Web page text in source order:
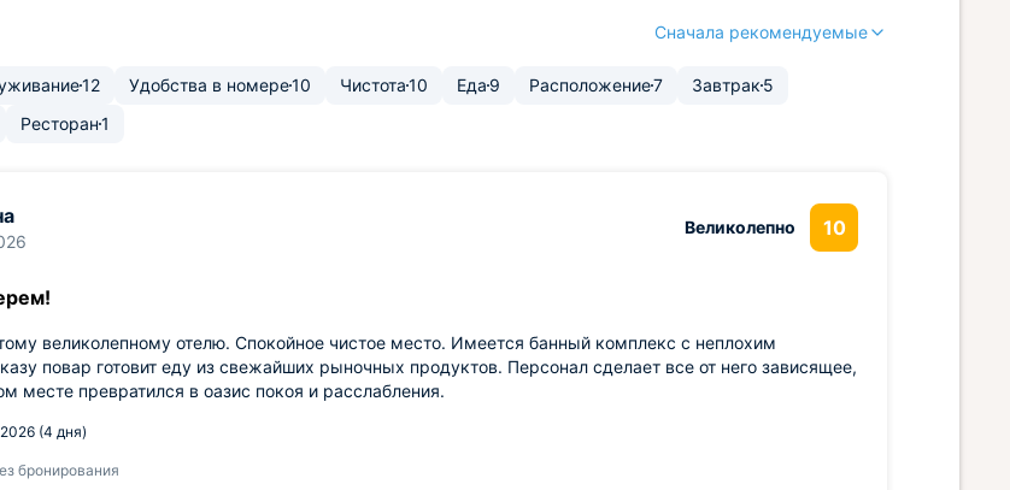
Сначала рекомендуемые
12 Удобства в номере10 Чистота10 Еда 9 Расположение7 Завтрак 5
Ресторан1
Великолепно 10
великолепному отелю. Спокойное чистое место. Имеется банный комплекс с неплохим
повар готовит еду из свежайших рыночных продуктов. Персонал сделает все от него зависящее,
месте превратился в оазис покоя и расслабления.
(4 дня)
бронирования